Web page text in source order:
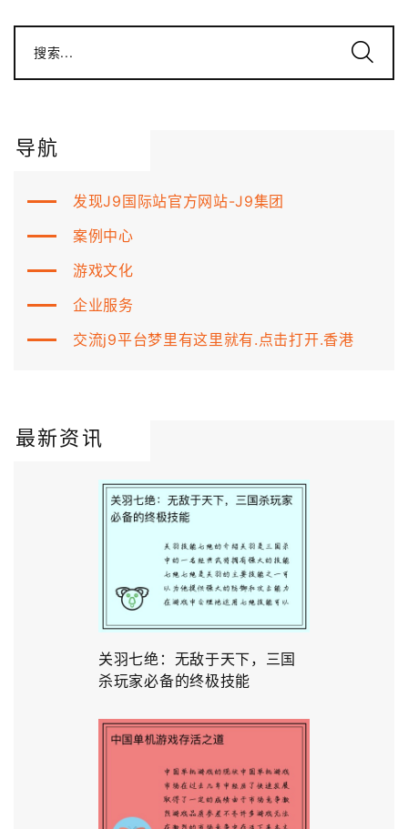
搜索...
导航
发现J9国际站官方网站-J9集团
案例中心
游戏文化
企业服务
交流j9平台梦里有这里就有.点击打开.香港
最新资讯
关羽七绝：无敌于天下，三国
杀玩家必备的终极技能